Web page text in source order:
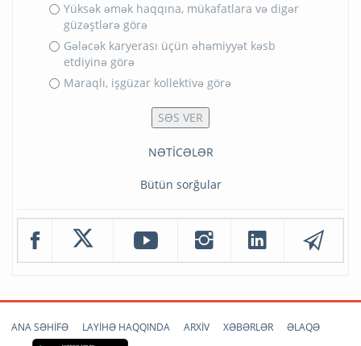
Yüksək əmək haqqına, mükafatlara və digər
güzəştlərə görə
Gələcək karyerası üçün əhəmiyyət kəsb
etdiyinə görə
Maraqlı, işgüzar kollektivə görə
NƏTİCƏLƏR
Bütün sorğular
ANA SƏHİFƏ LAYİHƏ HAQQINDA ARXİV XƏBƏRLƏR ƏLAQƏ